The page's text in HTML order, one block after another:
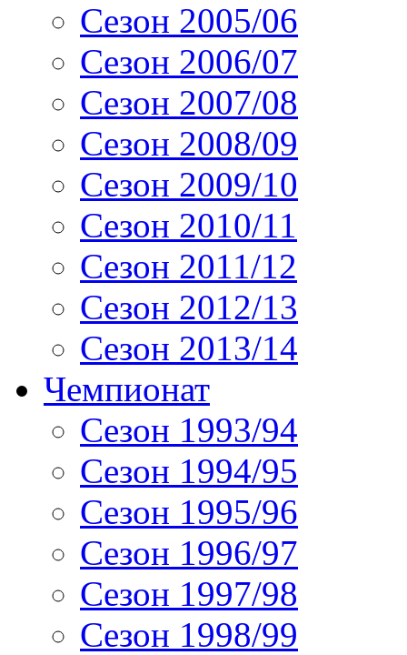
Сезон 2005/06
Сезон 2006/07
Сезон 2007/08
Сезон 2008/09
Сезон 2009/10
Сезон 2010/11
Сезон 2011/12
Сезон 2012/13
Сезон 2013/14
Чемпионат
Сезон 1993/94
Сезон 1994/95
Сезон 1995/96
Сезон 1996/97
Сезон 1997/98
Сезон 1998/99